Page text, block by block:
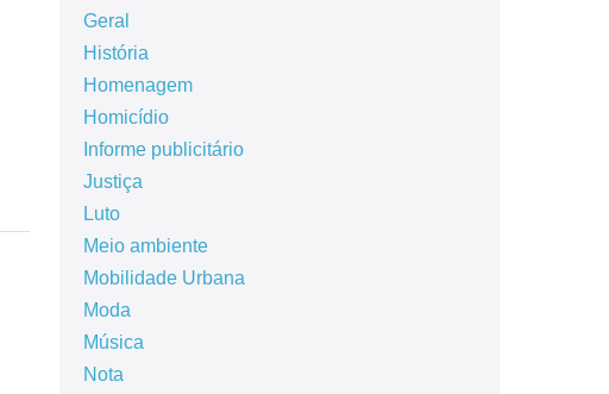
Geral
História
Homenagem
Homicídio
Informe publicitário
Justiça
Luto
Meio ambiente
Mobilidade Urbana
Moda
Música
Nota